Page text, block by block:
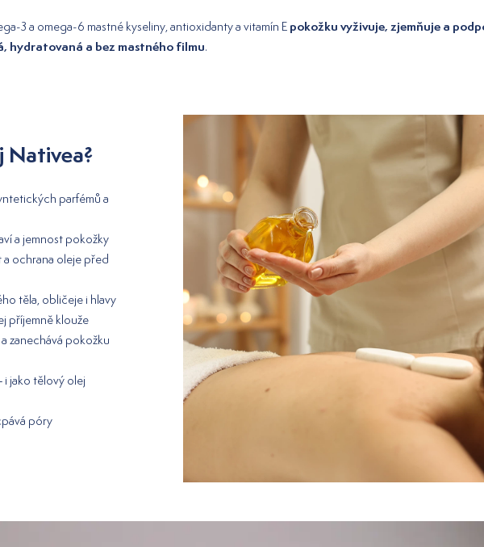
3 a omega-6 mastné kyseliny, antioxidanty a vitamín E pokožku vyživuje, zjemňuje a
hydratovaná a bez mastného filmu.
Nativea?
parfémů a
a jemnost pokožky
ochrana oleje před
těla, obličeje i hlavy
příjemně klouže
zanechává pokožku
i jako tělový olej
póry